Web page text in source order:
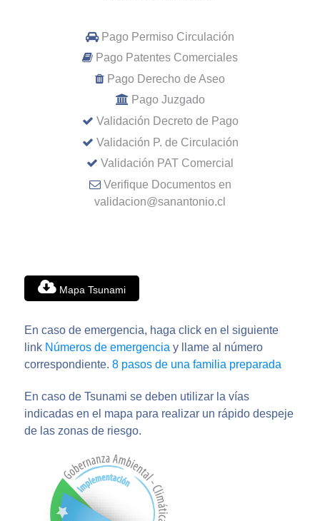
Pago Permiso Circulación
Pago Patentes Comerciales
Pago Derecho de Aseo
Pago Juzgado
Validación Decreto de Pago
Validación P. de Circulación
Validación PAT Comercial
Verifique Documentos en
validacion@sanantonio.cl
Mapa Tsunami
En caso de emergencia, haga click en el siguiente
link Números de emergencia y llame al número
correspondiente. 8 pasos de una familia preparada
En caso de Tsunami se deben utilizar la vías
indicadas en el mapa para realizar un rápido despeje
de las zonas de riesgo.